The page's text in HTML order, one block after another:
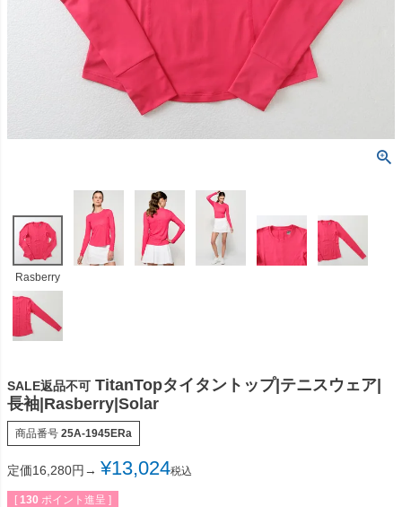
Rasberry
SALE返品不可 TitanTopタイタントップ|テニスウェア|
長袖|Rasberry|Solar
商品番号 25A-1945ERa
定価16,280円→ ¥13,024税込
[ 130 ポイント進呈 ]